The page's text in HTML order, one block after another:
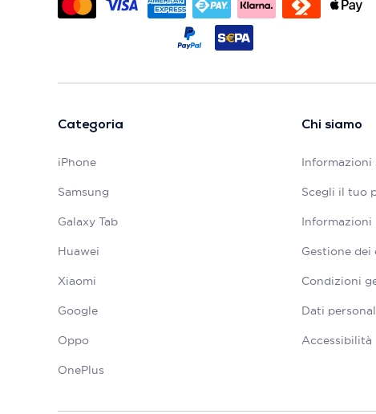
Categoria
iPhone
Samsung
Galaxy Tab
Huawei
Xiaomi
Google
Oppo
OnePlus
Chi siamo
Informazioni
Scegli il tuo
Informazioni
Gestione dei
Condizioni
Dati
Accessibilità